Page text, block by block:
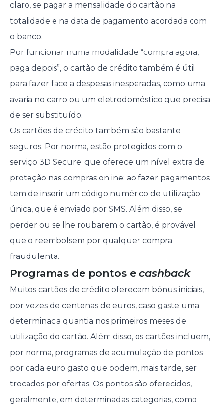
claro, se pagar a mensalidade do cartão na
totalidade e na data de pagamento acordada com
o banco.
Por funcionar numa modalidade “compra agora,
paga depois”, o cartão de crédito também é útil
para fazer face a despesas inesperadas, como uma
avaria no carro ou um eletrodoméstico que precisa
de ser substituído.
Os cartões de crédito também são bastante
seguros. Por norma, estão protegidos com o
serviço 3D Secure, que oferece um nível extra de
proteção nas compras online: ao fazer pagamentos
tem de inserir um código numérico de utilização
única, que é enviado por SMS. Além disso, se
perder ou se lhe roubarem o cartão, é provável
que o reembolsem por qualquer compra
fraudulenta.
Programas de pontos e cashback
Muitos cartões de crédito oferecem bónus iniciais,
por vezes de centenas de euros, caso gaste uma
determinada quantia nos primeiros meses de
utilização do cartão. Além disso, os cartões incluem,
por norma, programas de acumulação de pontos
por cada euro gasto que podem, mais tarde, ser
trocados por ofertas. Os pontos são oferecidos,
geralmente, em determinadas categorias, como